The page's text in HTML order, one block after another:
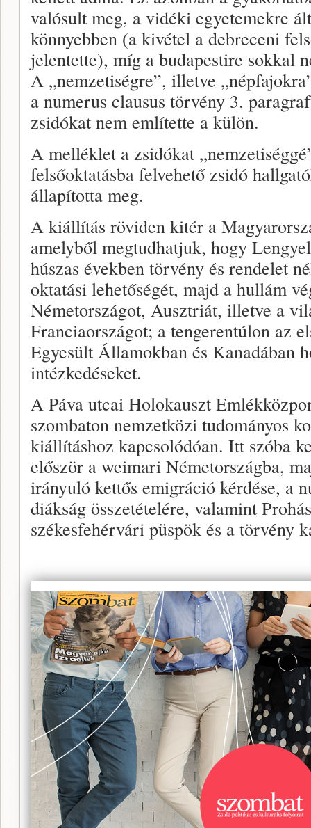
valósult meg, a vidéki egyetemekre
könnyebben (a kivétel a debreceni
jelentette), míg a budapestire sokkal
A „nemzetiségre”, illetve
a numerus clausus törvény 3.
zsidókat nem említette a külön.
A melléklet a zsidókat
felsőoktatásba felvehető zsidó
állapította meg.
A kiállítás röviden kitér a
amelyből megtudhatjuk, hogy
húszas években törvény és rendelet
oktatási lehetőségét, majd a hullám
Németországot, Ausztriát, illetve a
Franciaországot; a tengerentúlon az
Egyesült Államokban és Kanadában
intézkedéseket.
A Páva utcai Holokauszt
szombaton nemzetközi tudományos
kiállításhoz kapcsolódóan. Itt szóba
először a weimari Németországba,
irányuló kettős emigráció kérdése, a
diákság összetételére, valamint
székesfehérvári püspök és a törvény